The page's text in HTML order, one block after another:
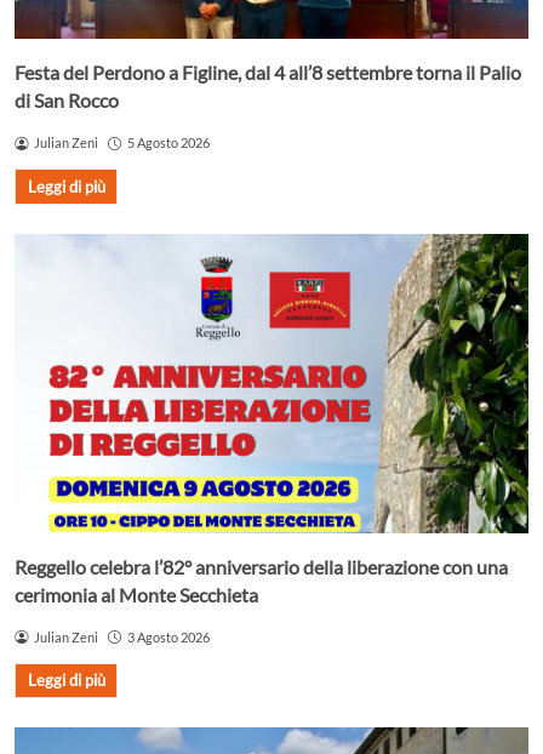
Festa del Perdono a Figline, dal 4 all’8 settembre torna il Palio
di San Rocco
Julian Zeni 5 Agosto 2026
Leggi di più
Reggello celebra l’82° anniversario della liberazione con una
cerimonia al Monte Secchieta
Julian Zeni 3 Agosto 2026
Leggi di più